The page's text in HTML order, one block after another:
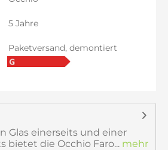
5 Jahre
Paketversand, demontiert
Glas einerseits und einer
bietet die Occhio Faro... mehr